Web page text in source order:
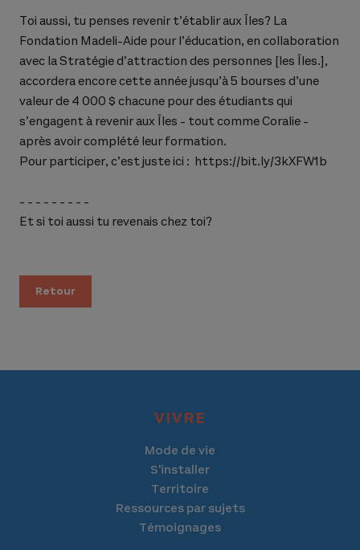
Toi aussi, tu penses revenir t’établir aux Îles? La
Fondation Madeli-Aide pour l’éducation, en collaboration
avec la Stratégie d’attraction des personnes [les Îles.],
accordera encore cette année jusqu’à 5 bourses d’une
valeur de 4 000 $ chacune pour des étudiants qui
s’engagent à revenir aux Îles - tout comme Coralie -
après avoir complété leur formation.
Pour participer, c’est juste ici : https://bit.ly/3kXFW1b
- - - - - - - - -
Et si toi aussi tu revenais chez toi?
Retour
VIVRE
Mode de vie
S'installer
Territoire
Ressources par sujets
Témoignages